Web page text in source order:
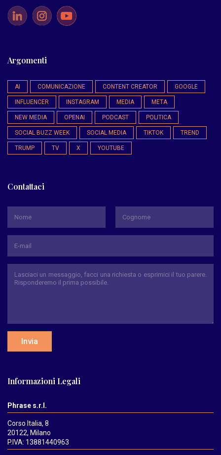
Argomenti
AI COMUNICAZIONE CONTENT CREATOR GOOGLE
INFLUENCER INSTAGRAM MEDIA META
NEW MEDIA OPENAI PODCAST POLITICA
SOCIAL BUZZ WEEK SOCIAL MEDIA TIKTOK TREND
TRUMP TV X YOUTUBE
Contattaci
Invia
Informazioni Legali
Phrase s.r.l.
Corso Italia, 8
20122, Milano
P.IVA: 13881440963